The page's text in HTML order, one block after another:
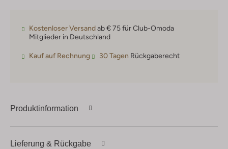
Kostenloser Versandab € 75 für Club-Omoda
Mitglieder in Deutschland
Kauf auf Rechnung 30 Tagen Rückgaberecht
Produktinformation
Lieferung & Rückgabe